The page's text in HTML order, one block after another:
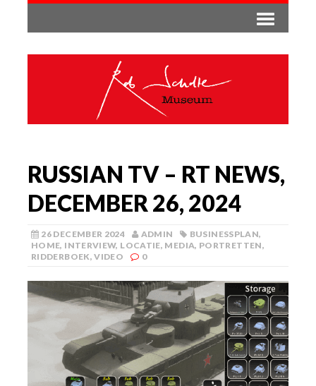
RUSSIAN TV – RT NEWS,
DECEMBER 26, 2024
26 DECEMBER 2024 ADMIN BUSINESSPLAN,
HOME, INTERVIEW, LOCATIE, MEDIA, PORTRETTEN,
RIDDERBOEK,VIDEO 0